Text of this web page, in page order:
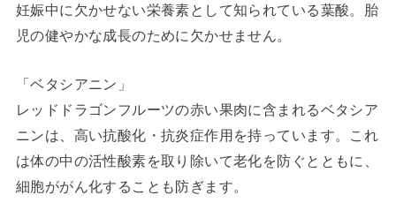
妊娠中に欠かせない栄養素として知られている葉酸。胎
児の健やかな成長のために欠かせません。
「ベタシアニン」
レッドドラゴンフルーツの赤い果肉に含まれるベタシア
ニンは、高い抗酸化・抗炎症作用を持っています。これ
は体の中の活性酸素を取り除いて老化を防ぐとともに、
細胞ががん化することも防ぎます。